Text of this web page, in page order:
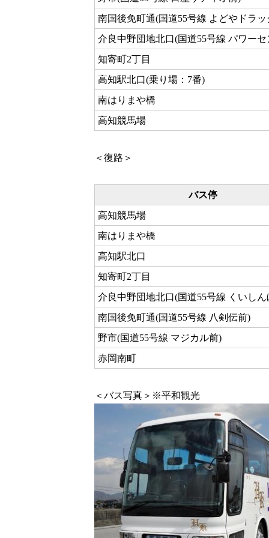
南国後免町通(国道55号線 よどやドラッ
介良中野団地北口(国道55号線 パワー
知寄町2丁目
高知駅北口(乗り場：7番)
南はりまや橋
高知競馬場
＜復路＞
バス停
高知競馬場
南はりまや橋
高知駅北口
知寄町2丁目
介良中野団地北口(国道55号線 くいし
南国後免町通(国道55号線 八剣伝前)
野市(国道55号線 マジカル前)
赤岡南町
＜バス写真＞※平和観光